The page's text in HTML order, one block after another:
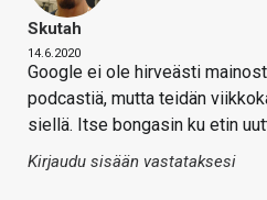
Skutah
14.6.2020
Google ei ole hirveästi
podcastiä, mutta teidän
siellä. Itse bongasin ku etin
Kirjaudu sisään vastataksesi